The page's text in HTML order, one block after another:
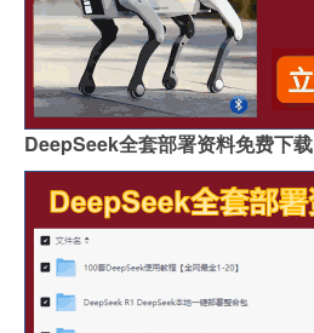
DeepSeek全套部署资料免费下载